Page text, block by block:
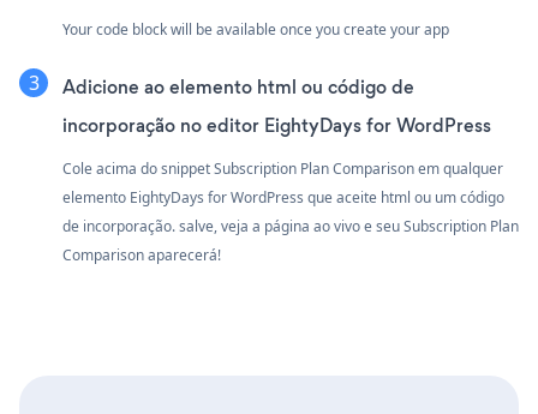
Your code block will be available once you create your app
Adicione ao elemento html ou código de
incorporação no editor EightyDays for WordPress
Cole acima do snippet Subscription Plan Comparison em qualquer
elemento EightyDays for WordPress que aceite html ou um código
de incorporação. salve, veja a página ao vivo e seu Subscription Plan
Comparison aparecerá!